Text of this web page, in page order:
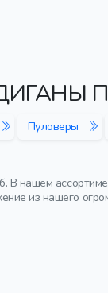
Пуловеры
нашем
из нашего